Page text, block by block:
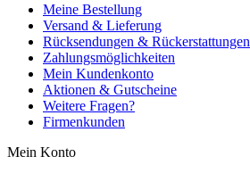
Meine Bestellung
Versand & Lieferung
Rücksendungen & Rückerstattungen
Zahlungsmöglichkeiten
Mein Kundenkonto
Aktionen & Gutscheine
Weitere Fragen?
Firmenkunden
Mein Konto